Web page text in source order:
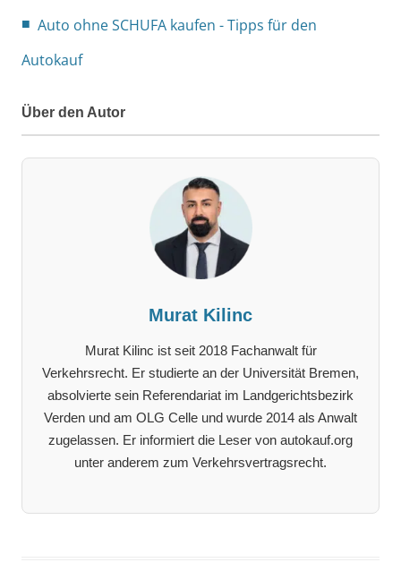
Auto ohne SCHUFA kaufen - Tipps für den
Autokauf
Über den Autor
Murat Kilinc
Murat Kilinc ist seit 2018 Fachanwalt für
Verkehrsrecht. Er studierte an der Universität Bremen,
absolvierte sein Referendariat im Landgerichtsbezirk
Verden und am OLG Celle und wurde 2014 als Anwalt
zugelassen. Er informiert die Leser von autokauf.org
unter anderem zum Verkehrsvertragsrecht.